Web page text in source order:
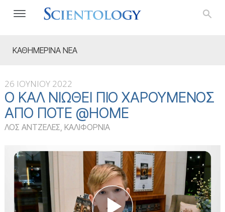
ΚΑΘΗΜΕΡΙΝΑ ΝΕΑ
26 ΙΟΥΝΙΟΥ 2022
Ο ΚΑΛ ΝΙΏΘΕΙ ΠΙΟ ΧΑΡΟΎΜΕΝΟΣ
ΑΠΌ ΠΟΤΈ @HOME
ΛΟΣ ΑΝΤΖΕΛΕΣ, ΚΑΛΙΦΟΡΝΙΑ